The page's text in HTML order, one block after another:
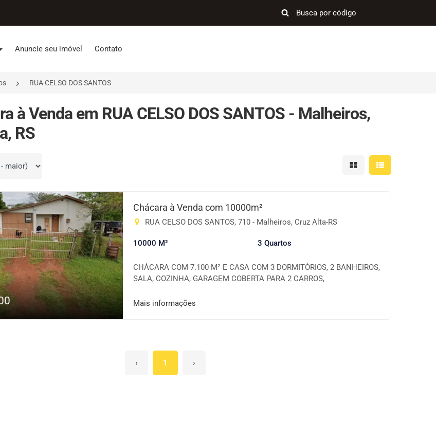
Anuncie seu imóvel Contato
RUA CELSO DOS SANTOS
à Venda em RUA CELSO DOS SANTOS - Malheiros,
RS
Mostrar resultados em
Mostrar
Chácara à Venda com 10000m²
RUA CELSO DOS SANTOS, 710 - Malheiros, Cruz Alta-RS
10000 M² 3 Quartos
CHÁCARA COM 7.100 M² E CASA COM 3 DORMITÓRIOS, 2 BANHEIROS,
SALA, COZINHA, GARAGEM COBERTA PARA 2 CARROS,
Mais informações
‹ 1 ›